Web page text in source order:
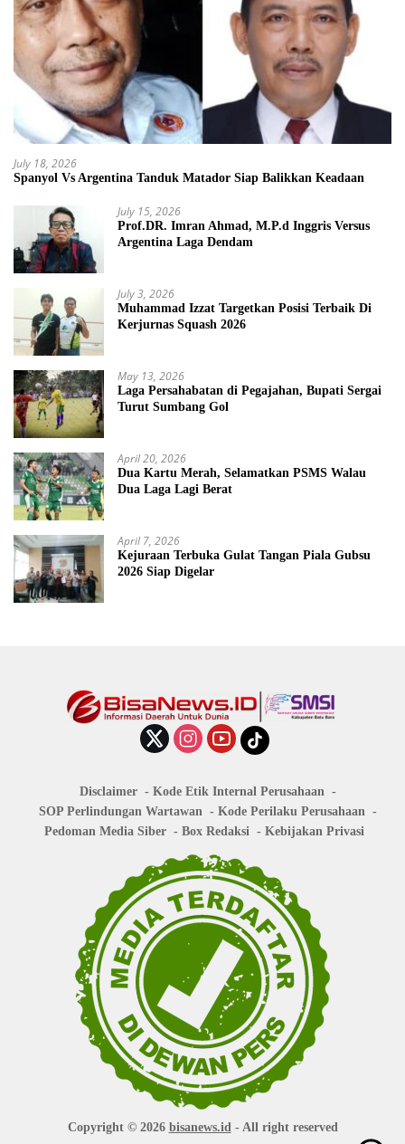
July 18, 2026
Spanyol Vs Argentina Tanduk Matador Siap Balikkan Keadaan
July 15, 2026
Prof.DR. Imran Ahmad, M.P.d Inggris Versus
Argentina Laga Dendam
July 3, 2026
Muhammad Izzat Targetkan Posisi Terbaik Di
Kerjurnas Squash 2026
May 13, 2026
Laga Persahabatan di Pegajahan, Bupati Sergai
Turut Sumbang Gol
April 20, 2026
Dua Kartu Merah, Selamatkan PSMS Walau
Dua Laga Lagi Berat
April 7, 2026
Kejuraan Terbuka Gulat Tangan Piala Gubsu
2026 Siap Digelar
Disclaimer
Kode Etik Internal Perusahaan
SOP Perlindungan Wartawan
Kode Perilaku Perusahaan
Pedoman Media Siber
Box Redaksi Kebijakan Privasi
Copyright © 2026 bisanews.id - All right reserved